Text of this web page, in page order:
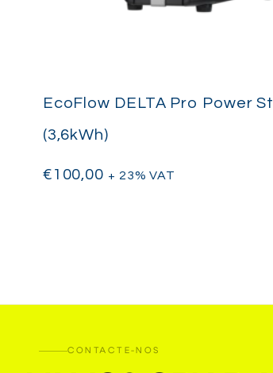
EcoFlow DELTA Pro Power
(3,6kWh)
€ 100,00 + 23% VAT
CONTACTE-NOS